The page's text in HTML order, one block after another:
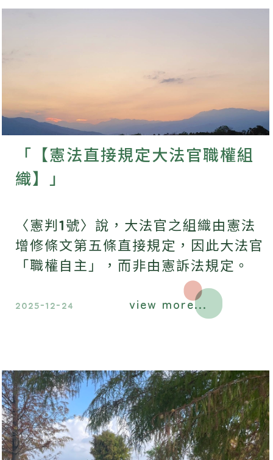
「【憲法直接規定大法官職權組
織】」
〈憲判1號〉說，大法官之組織由憲法
增修條文第五條直接規定，因此大法官
「職權自主」，而非由憲訴法規定。
2025-12-24 view more...